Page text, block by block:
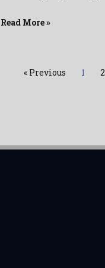
Read More »
« Previous 1 2